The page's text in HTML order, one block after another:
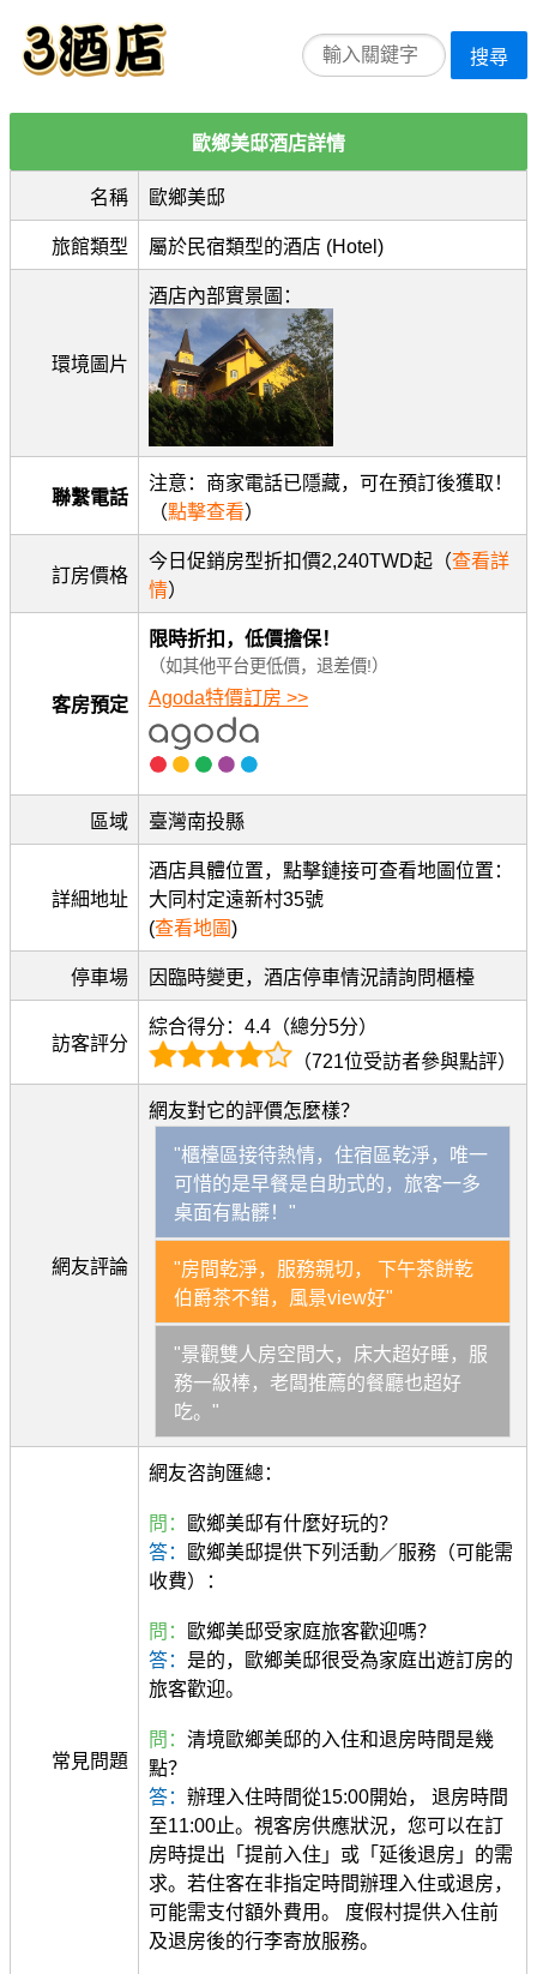
搜尋
歐鄉美邸酒店詳情
名稱 歐鄉美邸
旅館類型 屬於民宿類型的酒店 (Hotel)
環境圖片
酒店內部實景圖：
聯繫電話
注意：商家電話已隱藏，可在預訂後獲取！
（點擊查看）
訂房價格
今日促銷房型折扣價2,240TWD起（查看詳
情）
客房預定
限時折扣，低價擔保！
（如其他平台更低價，退差價!）
Agoda特價訂房 >>
區域 臺灣南投縣
詳細地址
酒店具體位置，點擊鏈接可查看地圖位置：
大同村定遠新村35號
(查看地圖)
停車場 因臨時變更，酒店停車情況請詢問櫃檯
訪客評分
綜合得分：4.4（總分5分）
（721位受訪者參與點評）
網友評論
網友對它的評價怎麼樣？
"櫃檯區接待熱情，住宿區乾淨，唯一
可惜的是早餐是自助式的，旅客一多
桌面有點髒！"
"房間乾淨，服務親切， 下午茶餅乾
伯爵茶不錯，風景view好"
"景觀雙人房空間大，床大超好睡，服
務一級棒，老闆推薦的餐廳也超好
吃。"
常見問題
網友咨詢匯總：
問：
歐鄉美邸有什麼好玩的？
答：
歐鄉美邸提供下列活動／服務（可能需
收費）：
問：
歐鄉美邸受家庭旅客歡迎嗎？
答： 是的，歐鄉美邸很受為家庭出遊訂房的
旅客歡迎。
問： 清境歐鄉美邸的入住和退房時間是幾
點？
答： 辦理入住時間從15:00開始， 退房時間
至11:00止。視客房供應狀況，您可以在訂
房時提出「提前入住」或「延後退房」的需
求。若住客在非指定時間辦理入住或退房，
可能需支付額外費用。 度假村提供入住前
及退房後的行李寄放服務。